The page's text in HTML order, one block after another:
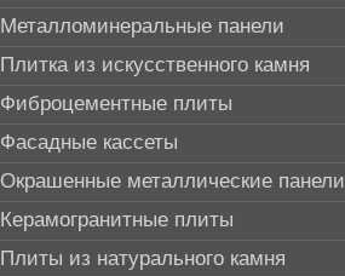
Металломинеральные панели
Плитка из искусственного камня
Фиброцементные плиты
Фасадные кассеты
Окрашенные металлические панели
Керамогранитные плиты
Плиты из натурального камня